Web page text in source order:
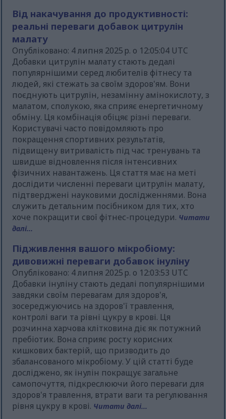
Від накачування до продуктивності:
реальні переваги добавок цитрулін
малату
Опубліковано: 4 липня 2025 р. о 12:05:04 UTC
Добавки цитрулін малату стають дедалі
популярнішими серед любителів фітнесу та
людей, які стежать за своїм здоров'ям. Вони
поєднують цитрулін, незамінну амінокислоту, з
малатом, сполукою, яка сприяє енергетичному
обміну. Ця комбінація обіцяє різні переваги.
Користувачі часто повідомляють про
покращення спортивних результатів,
підвищену витривалість під час тренувань та
швидше відновлення після інтенсивних
фізичних навантажень. Ця стаття має на меті
дослідити численні переваги цитрулін малату,
підтверджені науковими дослідженнями. Вона
служить детальним посібником для тих, хто
хоче покращити свої фітнес-процедури. Читати
далі...
Підживлення вашого мікробіому:
дивовижні переваги добавок інуліну
Опубліковано: 4 липня 2025 р. о 12:03:53 UTC
Добавки інуліну стають дедалі популярнішими
завдяки своїм перевагам для здоров'я,
зосереджуючись на здоров'ї травлення,
контролі ваги та рівні цукру в крові. Ця
розчинна харчова клітковина діє як потужний
пребіотик. Вона сприяє росту корисних
кишкових бактерій, що призводить до
збалансованого мікробіому. У цій статті буде
досліджено, як інулін покращує загальне
самопочуття, підкреслюючи його переваги для
здоров'я травлення, втрати ваги та регулювання
рівня цукру в крові. Читати далі...